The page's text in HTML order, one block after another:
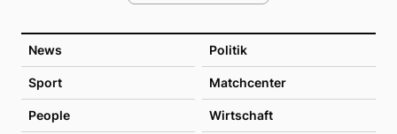
News Politik
Sport Matchcenter
People Wirtschaft